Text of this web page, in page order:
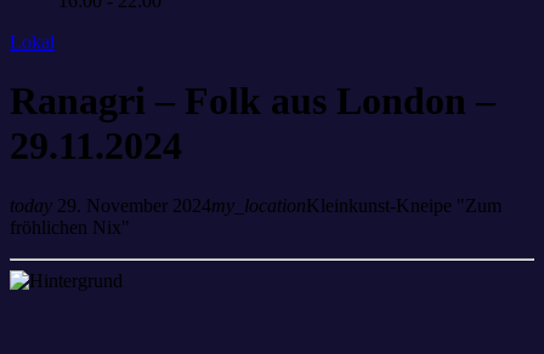
Lokal
Ranagri – Folk aus London –
29.11.2024
today 29. November 2024my_locationKleinkunst-Kneipe "Zum
fröhlichen Nix"